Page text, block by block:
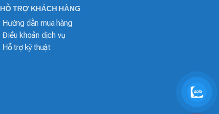
HỖ TRỢ KHÁCH HÀNG
Hướng dẫn mua hàng
Điều khoản dịch vụ
Hỗ trợ kỹ thuật